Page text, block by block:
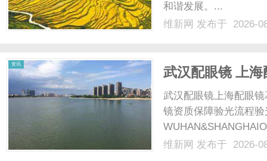
和谐发展。...
维新网 发布于 2026-
资讯
武汉配眼镜 上海
武汉配眼镜上海配眼
镜资质保障验光流程
配镜的写字楼眼镜店
维新网 发布于 2026-